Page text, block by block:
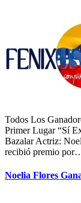
Todos Los Ganadores: Actuaciones que Iluminaron el Escenario
Primer Lugar “Sí
Bazalar Actriz:
recibió premio
Noelia Flores